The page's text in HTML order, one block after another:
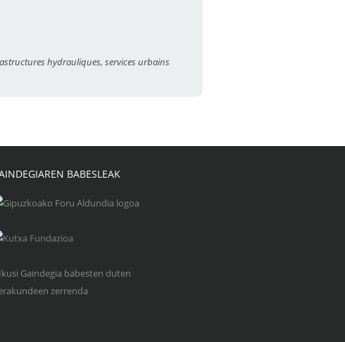
hydrauliques, services urbains
BABESLEAK
Gaindegia babesten duten
zerrenda